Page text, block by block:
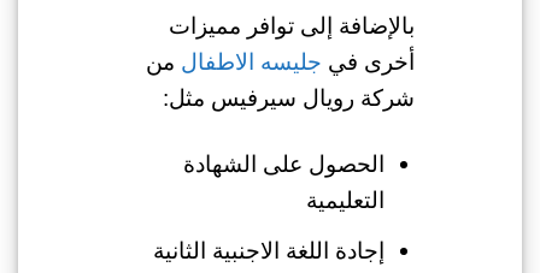
بالإضافة إلى توافر مميزات
أخرى في جليسه الاطفال من
شركة رويال سيرفيس مثل:
الحصول على الشهادة
التعليمية
إجادة اللغة الاجنبية الثانية